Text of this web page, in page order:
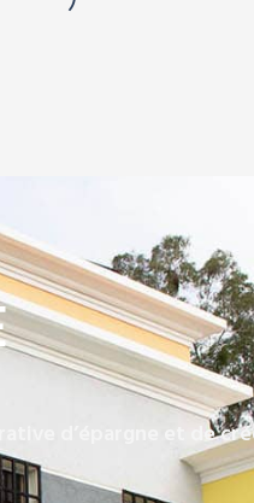
d’épargne et de